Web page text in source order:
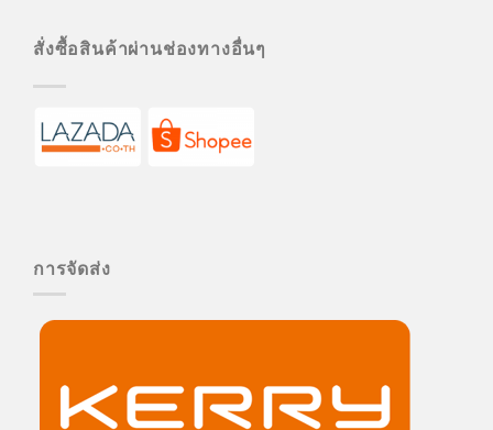
สั่งซื้อสินค้าผ่านช่องทางอื่นๆ
การจัดส่ง